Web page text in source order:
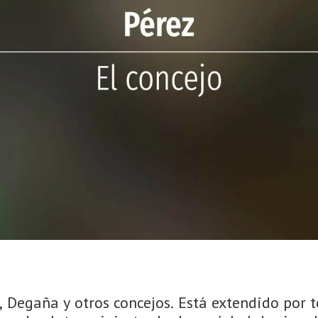
y otros concejos. Está extendido por